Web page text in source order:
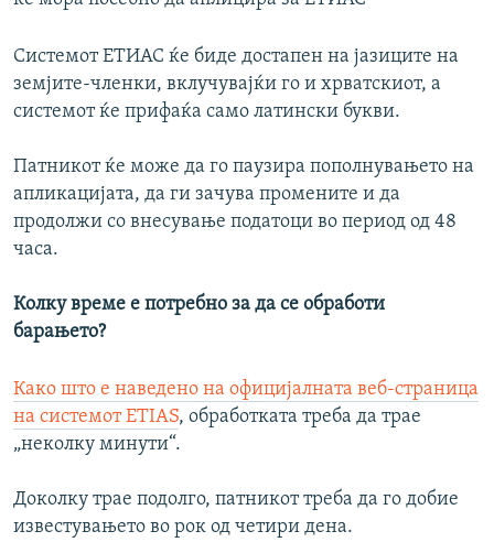
Системот ЕТИАС ќе биде достапен на јазиците на
земјите-членки, вклучувајќи го и хрватскиот, а
системот ќе прифаќа само латински букви.
Патникот ќе може да го паузира пополнувањето на
апликацијата, да ги зачува промените и да
продолжи со внесување податоци во период од 48
часа.
Колку време е потребно за да се обработи
барањето?
Како што е наведено на официјалната веб-страница
на системот ETIAS, обработката треба да трае
„неколку минути“.
Доколку трае подолго, патникот треба да го добие
известувањето во рок од четири дена.